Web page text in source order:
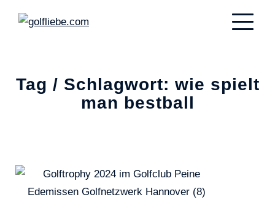
Tag / Schlagwort: wie spielt
man bestball